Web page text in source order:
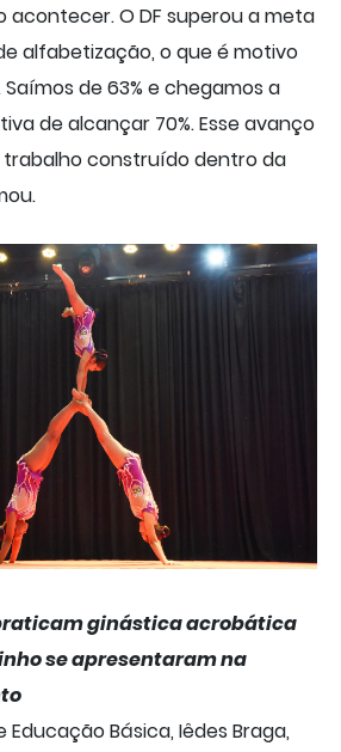
acontecer. O DF superou a meta
alfabetização, o que é motivo
de 63% e chegamos a
de alcançar 70%. Esse avanço
construído dentro da
ginástica acrobática
se apresentaram na
Básica, Iêdes Braga,